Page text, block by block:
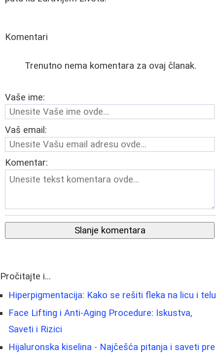
Komentari
Trenutno nema komentara za ovaj članak.
Vaše ime:
Vaš email:
Komentar:
Slanje komentara
Pročitajte i...
Hiperpigmentacija: Kako se rešiti fleka na licu i telu
Face Lifting i Anti-Aging Procedure: Iskustva,
Saveti i Rizici
Hijaluronska kiselina - Najčešća pitanja i saveti pre